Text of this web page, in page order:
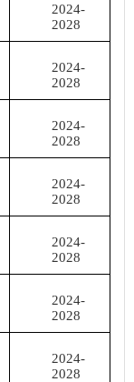
2024-
2028
2024-
2028
2024-
2028
2024-
2028
2024-
2028
2024-
2028
2024-
2028